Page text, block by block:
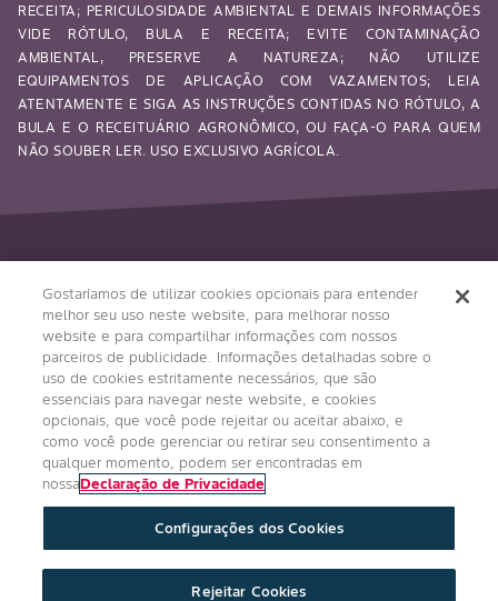
RECEITA; PERICULOSIDADE AMBIENTAL E DEMAIS INFORMAÇÕES
VIDE RÓTULO, BULA E RECEITA; EVITE CONTAMINAÇÃO
AMBIENTAL, PRESERVE A NATUREZA; NÃO UTILIZE
EQUIPAMENTOS DE APLICAÇÃO COM VAZAMENTOS; LEIA
ATENTAMENTE E SIGA AS INSTRUÇÕES CONTIDAS NO RÓTULO, A
BULA E O RECEITUÁRIO AGRONÔMICO, OU FAÇA-O PARA QUEM
NÃO SOUBER LER. USO EXCLUSIVO AGRÍCOLA.
Siga-nos
Condições Gerais
Política de Privacidade
Regulamento Impulso Bayer
Política de Privacidade de Redes Sociais
Imprint
Configurações de Cookies
Gostaríamos de utilizar cookies opcionais para entender
melhor seu uso neste website, para melhorar nosso
website e para compartilhar informações com nossos
parceiros de publicidade. Informações detalhadas sobre o
uso de cookies estritamente necessários, que são
essenciais para navegar neste website, e cookies
opcionais, que você pode rejeitar ou aceitar abaixo, e
como você pode gerenciar ou retirar seu consentimento a
qualquer momento, podem ser encontradas em
nossaDeclaração de Privacidade
Configurações dos Cookies
Rejeitar Cookies